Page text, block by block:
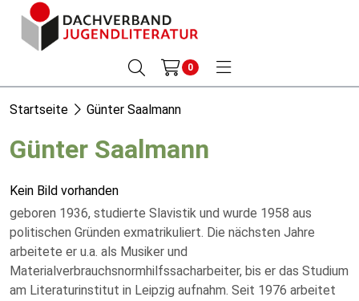
0
Startseite Günter Saalmann
Günter Saalmann
Kein Bild vorhanden
geboren 1936, studierte Slavistik und wurde 1958 aus
politischen Gründen exmatrikuliert. Die nächsten Jahre
arbeitete er u.a. als Musiker und
Materialverbrauchsnormhilfssacharbeiter, bis er das Studium
am Literaturinstitut in Leipzig aufnahm. Seit 1976 arbeitet